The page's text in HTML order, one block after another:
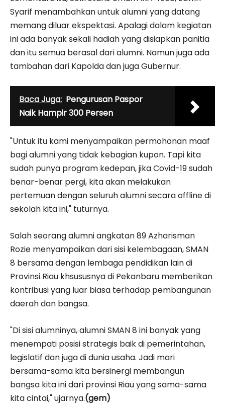
Syarif menambahkan untuk alumni yang datang
memang diluar ekspektasi. Apalagi dalam kegiatan
ini ada banyak sekali hadiah yang disiapkan panitia
dan itu semua berasal dari alumni. Namun juga ada
tambahan dari Kapolda dan juga Gubernur.
Baca Juga: Pengurusan Paspor
Naik Hampir 300 Persen
"Untuk itu kami menyampaikan permohonan maaf
bagi alumni yang tidak kebagian kupon. Tapi kita
sudah punya program kedepan, jika Covid-19 sudah
benar-benar pergi, kita akan melakukan
pertemuan dengan seluruh alumni secara offline di
sekolah kita ini," tuturnya.
Salah seorang alumni angkatan 89 Azharisman
Rozie menyampaikan dari sisi kelembagaan, SMAN
8 bersama dengan lembaga pendidikan lain di
Provinsi Riau khsususnya di Pekanbaru memberikan
kontribusi yang luar biasa terhadap pembangunan
daerah dan bangsa.
"Di sisi alumninya, alumni SMAN 8 ini banyak yang
menempati posisi strategis baik di pemerintahan,
legislatif dan juga di dunia usaha. Jadi mari
bersama-sama kita bersinergi membangun
bangsa kita ini dari provinsi Riau yang sama-sama
kita cintai," ujarnya.(gem)